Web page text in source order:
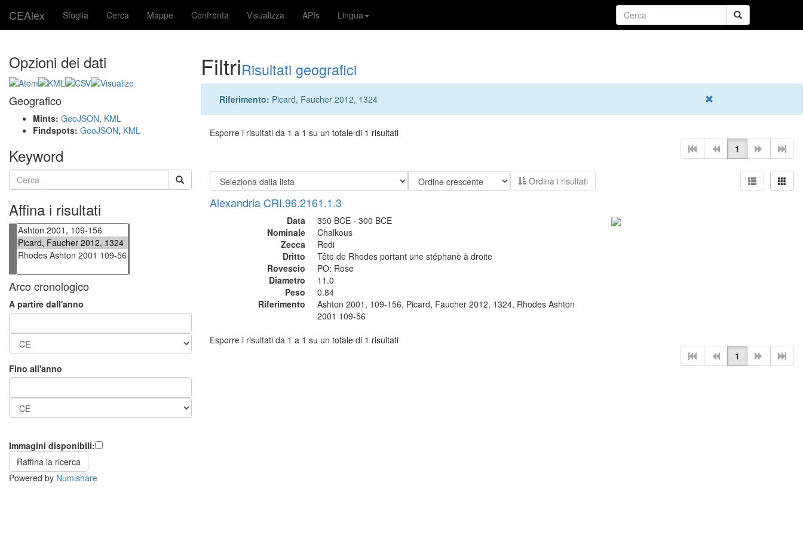
CEAlex Sfoglia Cerca Mappe Confronta Visualizza APIs Lingua
FiltriRisultati geografici
Riferimento: Picard, Faucher 2012, 1324
Esporre i risultati da 1 a 1 su un totale di 1 risultati
1
Ordina i risultati
Alexandria CRI.96.2161.1.3
Data
350 BCE - 300 BCE
Nominale
Chalkous
Zecca
Rodi
Dritto
Tête de Rhodes portant une stéphanè à droite
Rovescio
PO: Rose
Diametro
11.0
Peso
0.84
Riferimento
Ashton 2001, 109-156, Picard, Faucher 2012, 1324, Rhodes Ashton
2001 109-56
Esporre i risultati da 1 a 1 su un totale di 1 risultati
1
Opzioni dei dati
Geografico
Mints: GeoJSON, KML
Findspots: GeoJSON, KML
Keyword
Affina i risultati
Arco cronologico
A partire dall'anno
Fino all'anno
Immagini disponibili:
Powered by Numishare